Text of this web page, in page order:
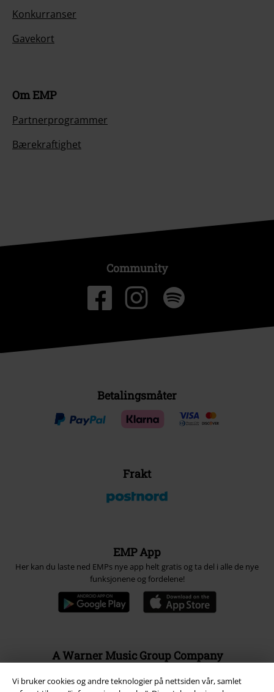
Vi bruker cookies og andre teknologier på nettsiden vår, samlet
Konkurranser
Gavekort
Om EMP
Partnerprogrammer
Bærekraftighet
Community
Betalingsmåter
Frakt
EMP App
Her kan du laste ned EMPs nye app helt gratis og ta del i alle de nye
funksjonene og fordelene!
A Warner Music Group Company